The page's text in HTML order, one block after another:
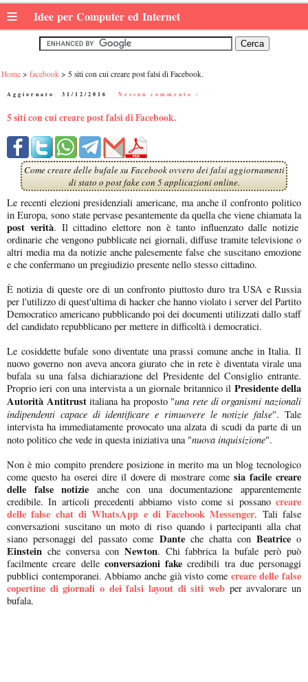
≡ Idee per Computer ed Internet
Home facebook 5 siti con cui creare post falsi di Facebook.
Aggiornato: 31/12/2016 Nessun commento :
5 siti con cui creare post falsi di Facebook.
Come creare delle bufale su Facebook ovvero dei falsi aggiornamenti
di stato o post fake con 5 applicazioni online.
Le recenti elezioni presidenziali americane, ma anche il confronto politico
in Europa, sono state pervase pesantemente da quella che viene chiamata la
post verità. Il cittadino elettore non è tanto influenzato dalle notizie
ordinarie che vengono pubblicate nei giornali, diffuse tramite televisione o
altri media ma da notizie anche palesemente false che suscitano emozione
e che confermano un pregiudizio presente nello stesso cittadino.
È notizia di queste ore di un confronto piuttosto duro tra USA e Russia
per l'utilizzo di quest'ultima di hacker che hanno violato i server del Partito
Democratico americano pubblicando poi dei documenti utilizzati dallo staff
del candidato repubblicano per mettere in difficoltà i democratici.
Le cosiddette bufale sono diventate una prassi comune anche in Italia. Il
nuovo governo non aveva ancora giurato che in rete è diventata virale una
bufala su una falsa dichiarazione del Presidente del Consiglio entrante.
Proprio ieri con una intervista a un giornale britannico il Presidente della
Autorità Antitrustitaliana ha proposto "una rete di organismi nazionali
indipendenti capace di identificare e rimuovere le notizie false". Tale
intervista ha immediatamente provocato una alzata di scudi da parte di un
noto politico che vede in questa iniziativa una "nuova inquisizione".
Non è mio compito prendere posizione in merito ma un blog tecnologico
come questo ha oserei dire il dovere di mostrare comesia facile creare
delle false notizie anche con una documentazione apparentemente
credibile. In articoli precedenti abbiamo visto come si possano creare
delle false chat di WhatsApp e di Facebook Messenger. Tali false
conversazioni suscitano un moto di riso quando i partecipanti alla chat
siano personaggi del passato come Danteche chatta conBeatriceo
Einstein che conversa conNewton. Chi fabbrica la bufale però può
facilmente creare delleconversazioni fake credibili tra due personaggi
pubblici contemporanei. Abbiamo anche già visto come creare delle false
copertine di giornali o dei falsi layout di siti web per avvalorare un
bufala.